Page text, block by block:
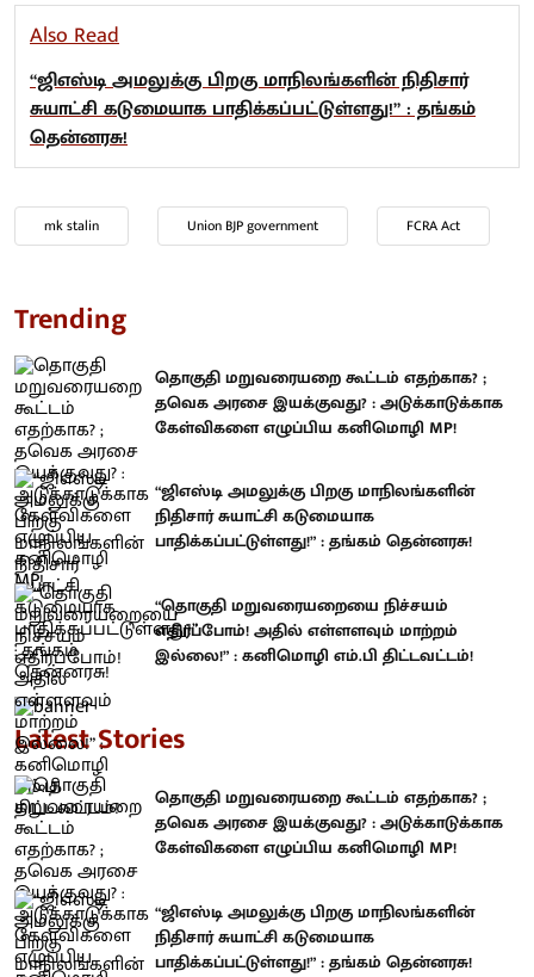
Also Read
“ஜிஎஸ்டி அமலுக்கு பிறகு மாநிலங்களின் நிதிசார்
சுயாட்சி கடுமையாக பாதிக்கப்பட்டுள்ளது!” : தங்கம்
தென்னரசு!
mk stalin Union BJP government FCRA Act
Trending
தொகுதி மறுவரையறை கூட்டம் எதற்காக? ;
தவெக அரசை இயக்குவது? : அடுக்காடுக்காக
கேள்விகளை எழுப்பிய கனிமொழி MP!
“ஜிஎஸ்டி அமலுக்கு பிறகு மாநிலங்களின்
நிதிசார் சுயாட்சி கடுமையாக
பாதிக்கப்பட்டுள்ளது!” : தங்கம் தென்னரசு!
“தொகுதி மறுவரையறையை நிச்சயம்
எதிர்ப்போம்! அதில் எள்ளளவும் மாற்றம்
இல்லை!” : கனிமொழி எம்.பி திட்டவட்டம்!
Latest Stories
தொகுதி மறுவரையறை கூட்டம் எதற்காக? ;
தவெக அரசை இயக்குவது? : அடுக்காடுக்காக
கேள்விகளை எழுப்பிய கனிமொழி MP!
“ஜிஎஸ்டி அமலுக்கு பிறகு மாநிலங்களின்
நிதிசார் சுயாட்சி கடுமையாக
பாதிக்கப்பட்டுள்ளது!” : தங்கம் தென்னரசு!